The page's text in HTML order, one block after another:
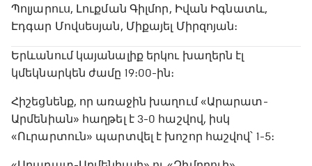
Պոլյարուս, Լուքման Գիլմոր, Իվան Իգնատև,
Էդգար Մովսեսյան, Միքայել Միրզոյան։
Երևանում կայանալիք երկու խաղերն էլ
կմեկնարկեն ժամը 19։00-ին։
Հիշեցնենք, որ առաջին խաղում «Արարատ-
Արմենիան» հաղթել է 3-0 հաշվով, իսկ
«Ուրարտուն» պարտվել է խոշոր հաշվով՝ 1-5։